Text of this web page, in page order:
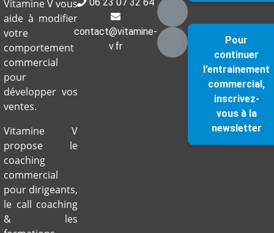
Vitamine V vous
aide à modifier
votre
comportement
commercial
pour
développer vos
ventes.
Vitamine V
propose le
coaching
commercial
pour dirigeants,
le call coaching
& les
contact@vitamine-
v.fr
Pour
continuer
l’entrainement
commercial,
inscrivez-
vous à la
newsletter